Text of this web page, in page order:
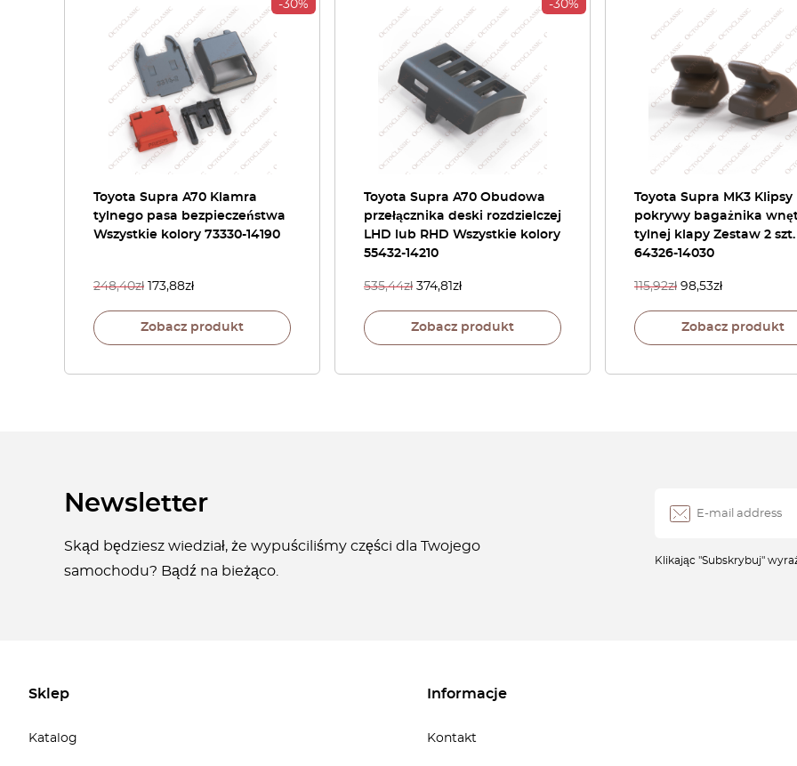
-30%
Toyota Supra A70 Klamra
tylnego pasa bezpieczeństwa
Wszystkie kolory 73330-14190
248,40zł 173,88zł
Zobacz produkt
-30%
Toyota Supra A70 Obudowa
przełącznika deski rozdzielczej
LHD lub RHD Wszystkie kolory
55432-14210
535,44zł 374,81 zł
Zobacz produkt
Toyota Supra MK3 Klipsy
pokrywy bagażnika
tylnej klapy Zestaw 2 szt.
64326-14030
115,92zł 98,53zł
Zobacz produkt
Newsletter
Skąd będziesz wiedział, że wypuściliśmy części dla Twojego
samochodu? Bądź na bieżąco.
Klikając "Subskrybuj"
Sklep
Katalog
Informacje
Kontakt